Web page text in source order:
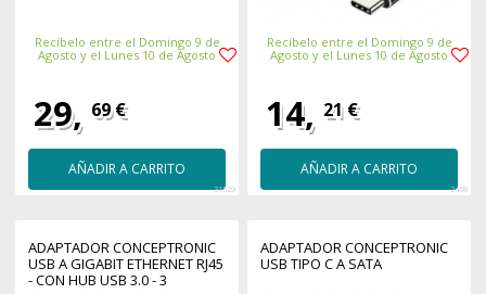
Recíbelo entre el Domingo 9 de
Agosto y el Lunes 10 de Agosto
29, 69 €
AÑADIR A CARRITO
31529
Recíbelo entre el Domingo 9 de
Agosto y el Lunes 10 de Agosto
14, 21 €
AÑADIR A CARRITO
2468
ADAPTADOR CONCEPTRONIC
USB A GIGABIT ETHERNET RJ45
- CON HUB USB 3.0 - 3
ADAPTADOR CONCEPTRONIC
USB TIPO C A SATA